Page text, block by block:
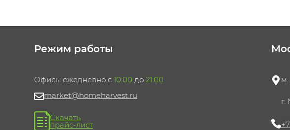
Режим работы
Офисы ежедневно с 10:00 до 21:00
market@homeharvest.ru
Скачать
прайс-лист
г.